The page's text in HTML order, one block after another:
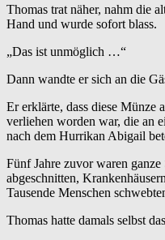
Thomas trat näher, nahm die
Hand und wurde sofort blass.
„Das ist unmöglich …“
Dann wandte er sich an die
Er erklärte, dass diese Münze
verliehen worden war, die an
nach dem Hurrikan Abigail
Fünf Jahre zuvor waren
abgeschnitten,
Tausende Menschen
Thomas hatte damals selbst